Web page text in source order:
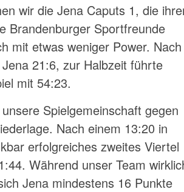
wir die Jena Caputs 1, die
Brandenburger Sportfreunde
mit etwas weniger Power. Nach
21:6, zur Halbzeit führte
mit 54:23.
Spielgemeinschaft gegen
Nach einem 13:20 in
erfolgreiches zweites Viertel
Während unser Team
Jena mindestens 16 Punkte